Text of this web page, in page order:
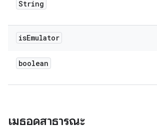
String
isEmulator
boolean
เมธอดสาธารณะ